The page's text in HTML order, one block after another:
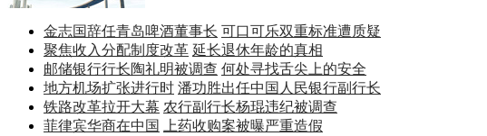
金志国辞任青岛啤酒董事长 可口可乐双重标准遭质疑
聚焦收入分配制度改革 延长退休年龄的真相
邮储银行行长陶礼明被调查 何处寻找舌尖上的安全
地方机场扩张进行时 潘功胜出任中国人民银行副行长
铁路改革拉开大幕 农行副行长杨琨违纪被调查
菲律宾华商在中国 上药收购案被曝严重造假